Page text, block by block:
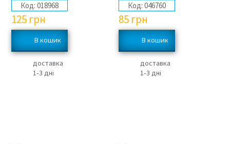
Код: 018968
125 грн
доставка
1‑3 дні
Код: 046760
85 грн
доставка
1‑3 дні